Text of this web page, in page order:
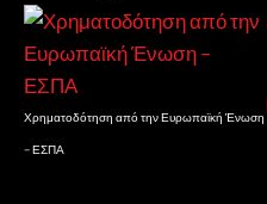
Χρηματοδότηση από την Ευρωπαϊκή Ένωση
– ΕΣΠΑ